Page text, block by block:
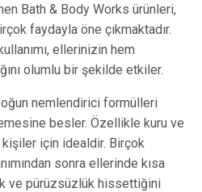
Bath & Body Works ürünleri,
faydayla öne çıkmaktadır.
ellerinizin hem
olumlu bir şekilde etkiler.
nemlendirici formülleri
besler. Özellikle kuru ve
için idealdir. Birçok
sonra ellerinde kısa
ve pürüzsüzlük hissettiğini